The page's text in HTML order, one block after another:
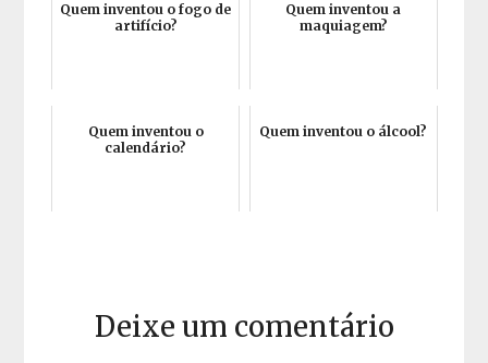
Quem inventou o fogo de
artifício?
Quem inventou a
maquiagem?
Quem inventou o
calendário?
Quem inventou o álcool?
Deixe um comentário